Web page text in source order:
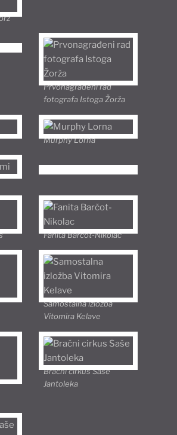
Prvonagrađeni rad
fotografa Istoga Žorža
Murphy Lorna
Fanita Barčot-Nikolac
Samostalna izložba
Vitomira Kelave
Bračni cirkus Saše
Jantoleka